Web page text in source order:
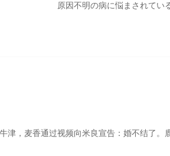
ある出会いでクラスのモテ男子・南新汰に恋をする。 少女が恋心に気づいたとき、眠っていた力が解放される…。 争う恋と理性――。 少女漫画の
永清要地，说要上山养鹿。麦香带领“古榆树团队”把草编卖钱，米良开始用铁栅栏围山，精选小鹿放进神鹿坡。麦香当了村书记，上任后接连出事，她认为根源在于人心灵环境出了问题。一场心灵环保运动展开了，既是对善良的呵护与张扬，也是对作恶的阻止和惩罚。麦香的良心种植喜获丰收，大棚里草莓